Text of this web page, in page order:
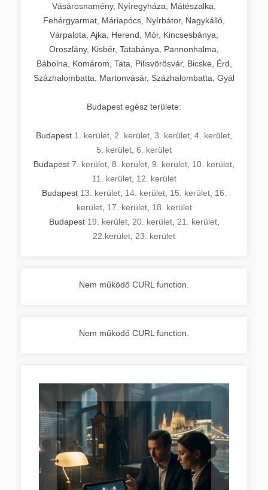
Vásárosnamény, Nyíregyháza, Mátészalka,
Fehérgyarmat, Máriapócs, Nyírbátor, Nagykálló,
Várpalota, Ajka, Herend, Mór, Kincsesbánya,
Oroszlány, Kisbér, Tatabánya, Pannonhalma,
Bábolna, Komárom, Tata, Pilisvörösvár, Bicske, Érd,
Százhalombatta, Martonvásár, Százhalombatta, Gyál
Budapest egész területe:
Budapest 1. kerület 2. kerület 3. kerület 4. kerület
5. kerület 6. kerület
Budapest 7. kerület 8. kerület 9. kerület 10. kerület
11. kerület, 12. kerület
Budapest 13. kerület, 14. kerület, 15. kerület, 16.
kerület, 17. kerület, 18. kerület
Budapest 19. kerület, 20. kerület, 21. kerület,
22.kerület 23. kerület
Nem működő CURL function.
Nem működő CURL function.